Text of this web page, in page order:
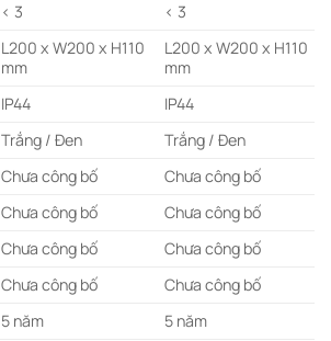
< 3 < 3
L200 x W200 x H110
mm
L200 x W200 x H110
mm
IP44
IP44
Trắng / Đen
Trắng / Đen
Chưa công bố
Chưa công bố
Chưa công bố
Chưa công bố
Chưa công bố
Chưa công bố
Chưa công bố
Chưa công bố
5 năm 5 năm